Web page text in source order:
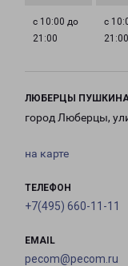
с 10:00 до
21:00
с
21:00
ЛЮБЕРЦЫ
город Люберцы,
на карте
ТЕЛЕФОН
+7(495) 660-11-11
EMAIL
pecom@pecom.ru